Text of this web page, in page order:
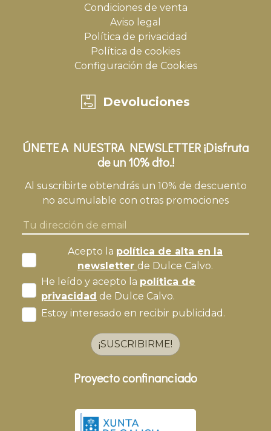
Condiciones de venta
Aviso legal
Política de privacidad
Política de cookies
Configuración de Cookies
Devoluciones
ÚNETE A NUESTRA NEWSLETTER ¡Disfruta
de un 10% dto.!
Al suscribirte obtendrás un 10% de descuento
no acumulable con otras promociones
Acepto la política de alta en la
newsletter de Dulce Calvo.
He leído y acepto la política de
privacidad de Dulce Calvo.
Estoy interesado en recibir publicidad.
¡SUSCRIBIRME!
Proyecto confinanciado